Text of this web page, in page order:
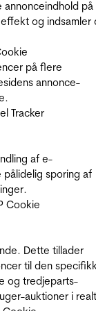
annonceindhold på
og indsamler
på flere
annonce-
Tracker
af e-
sporing af
Cookie
Dette tillader
til den
og tredjeparts-
auktioner i